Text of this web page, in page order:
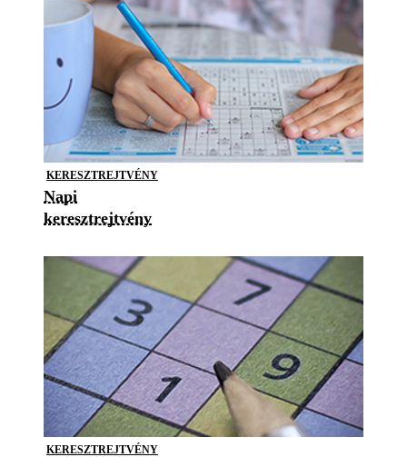
KERESZTREJTVÉNY
Napi
keresztrejtvény
KERESZTREJTVÉNY